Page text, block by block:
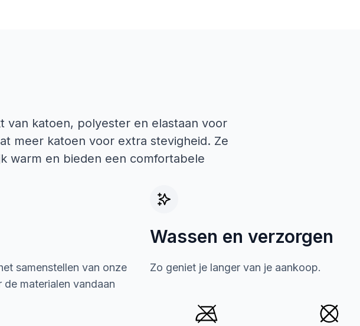
van katoen, polyester en elastaan voor
meer katoen voor extra stevigheid. Ze
warm en bieden een comfortabele
samenstellen van onze
materialen vandaan
Wassen en verzorgen
Zo geniet je langer van je aankoop.